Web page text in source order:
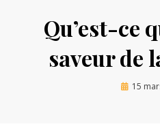
Qu’est-ce
saveur de
by
Posted
15